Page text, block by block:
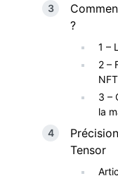
?
1 –
2 –
3 –
la
Tensor